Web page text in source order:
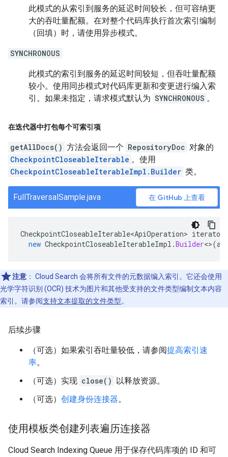
此模式的从索引到服务的延迟时间较长，但可容纳更
大的吞吐量配额。在对整个代码库执行首次索引编制
（回填）时，请使用异步模式。
SYNCHRONOUS
此模式的索引到服务的延迟时间较短，但吞吐量配额
较小。使用同步模式对代码库更新和变更进行编入索
引。如果未指定，请求模式默认为 SYNCHRONOUS 。
在迭代器中打包每个可索引项
getAllDocs() 方法会返回一个 RepositoryDoc 对象的
CheckpointCloseableIterable 。使用
CheckpointCloseableIterableImpl.Builder 类。
FullTraversalSample.java 在 GitHub 上查看
CheckpointCloseableIterable<ApiOperation> iterator
new CheckpointCloseableIterableImpl .Builder<>(
注意 ： Cloud Search 会将所有文件的元数据编入索引。它还会使用
光学字符识别 (OCR) 技术为图片和其他受支持的文件类型编制文本内容
索引。请参阅支持文本提取的文件类型。
后续步骤
（可选）如果索引吞吐量较低，请参阅提高索引速
率。
（可选）实现 close() 以释放资源。
（可选） 创建身份连接器。
使用模板类创建列表遍历连接器
Cloud Search Indexing Queue 用于保存代码库项的 ID 和可